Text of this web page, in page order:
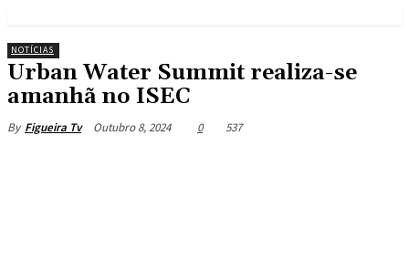
NOTÍCIAS
Urban Water Summit realiza-se
amanhã no ISEC
By Figueira Tv Outubro 8, 2024 0 537